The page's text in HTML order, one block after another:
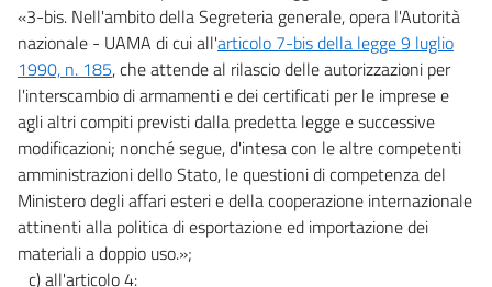
«3-bis. Nell'ambito della Segreteria generale, opera l'Autorità
nazionale - UAMA di cui all'articolo 7-bis della legge 9 luglio
1990, n. 185, che attende al rilascio delle autorizzazioni per
l'interscambio di armamenti e dei certificati per le imprese e
agli altri compiti previsti dalla predetta legge e successive
modificazioni; nonché segue, d'intesa con le altre competenti
amministrazioni dello Stato, le questioni di competenza del
Ministero degli affari esteri e della cooperazione internazionale
attinenti alla politica di esportazione ed importazione dei
materiali a doppio uso.»;
c) all'articolo 4: